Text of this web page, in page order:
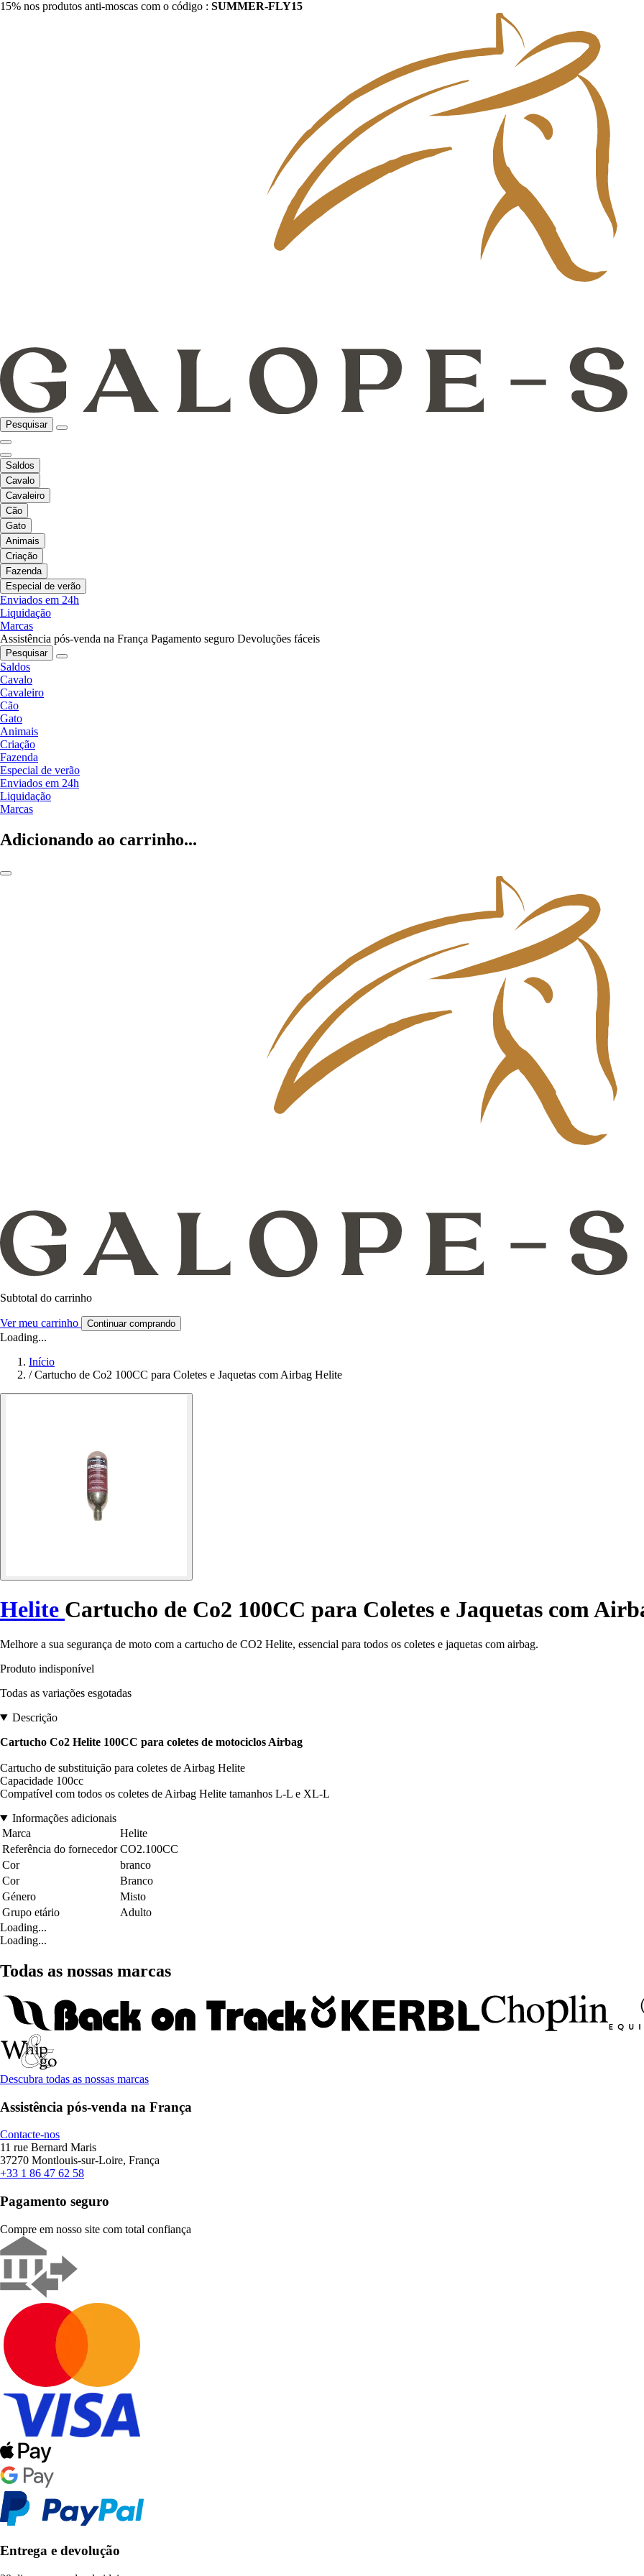
15% nos produtos anti-moscas com o código : SUMMER-FLY15
Pesquisar
Saldos
Cavalo
Cavaleiro
Cão
Gato
Animais
Criação
Fazenda
Especial de verão
Enviados em 24h
Liquidação
Marcas
Assistência pós-venda na França Pagamento seguro Devoluções fáceis
Pesquisar
Saldos
Cavalo
Cavaleiro
Cão
Gato
Animais
Criação
Fazenda
Especial de verão
Enviados em 24h
Liquidação
Marcas
Adicionando ao carrinho...
Subtotal do carrinho
Ver meu carrinho Continuar comprando
Loading...
Início
/ Cartucho de Co2 100CC para Coletes e Jaquetas com Airbag Helite
Helite Cartucho de Co2 100CC para Coletes e Jaquetas com
Melhore a sua segurança de moto com a cartucho de CO2 Helite, essencial para todos os coletes e jaquetas com airbag.
Produto indisponível
Todas as variações esgotadas
Descrição
Cartucho Co2 Helite 100CC para coletes de motociclos Airbag
Cartucho de substituição para coletes de Airbag Helite
Capacidade 100cc
Compatível com todos os coletes de Airbag Helite tamanhos L-L e XL-L
Informações adicionais
Marca
Helite
Referência do fornecedor CO2.100CC
Cor
branco
Cor
Branco
Género
Misto
Grupo etário
Adulto
Loading...
Loading...
Todas as nossas marcas
Descubra todas as nossas marcas
Assistência pós-venda na França
Contacte-nos
11 rue Bernard Maris
37270 Montlouis-sur-Loire, França
+33 1 86 47 62 58
Pagamento seguro
Compre em nosso site com total confiança
Entrega e devolução